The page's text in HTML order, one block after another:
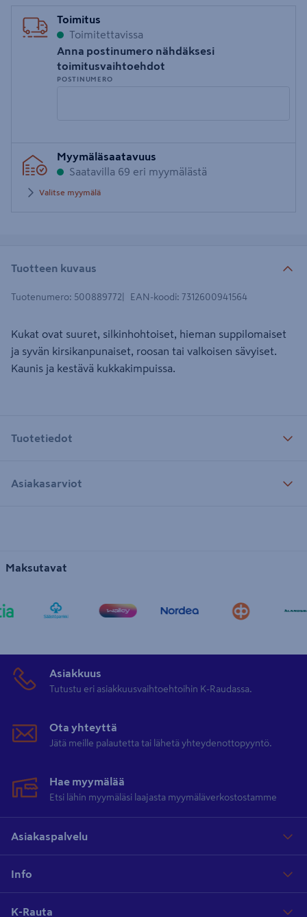
Toimitus
Toimitettavissa
Anna postinumero nähdäksesi
toimitusvaihtoehdot
POSTINUMERO
postinumero
Myymäläsaatavuus
Saatavilla 69 eri myymälästä
Valitse myymälä
Tuotteen kuvaus
Tuotenumero: 500889772 EAN-koodi: 7312600941564
Kukat ovat suuret, silkinhohtoiset, hieman suppilomaiset
ja syvän kirsikanpunaiset, roosan tai valkoisen sävyiset.
Kaunis ja kestävä kukkakimpuissa.
Tuotetiedot
Asiakasarviot
Maksutavat
Asiakkuus
Tutustu eri asiakkuusvaihtoehtoihin K-Raudassa.
Ota yhteyttä
Jätä meille palautetta tai lähetä yhteydenottopyyntö.
Hae myymälää
Etsi lähin myymäläsi laajasta myymäläverkostostamme
Asiakaspalvelu
Info
K-Rauta